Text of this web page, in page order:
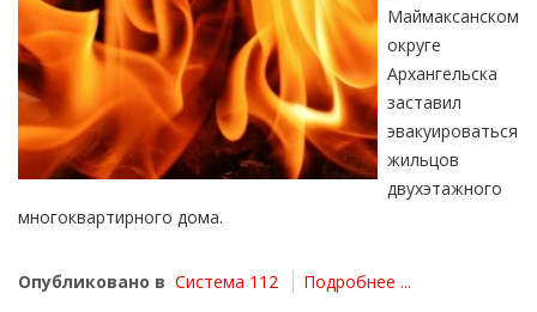
Маймаксанском
округе
Архангельска
заставил
эвакуироваться
жильцов
двухэтажного
многоквартирного дома.
Опубликовано в Система 112 Подробнее ...